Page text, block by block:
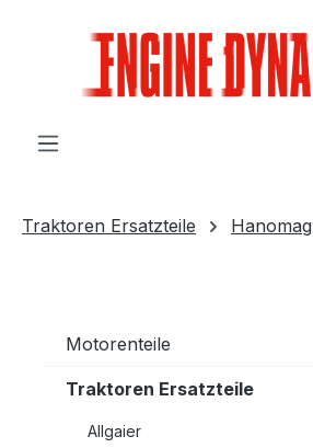
Traktoren Ersatzteile Hanomag
Motorenteile
Traktoren Ersatzteile
Allgaier